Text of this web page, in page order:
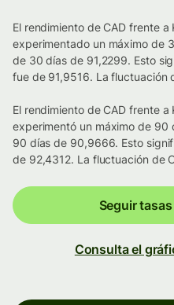
El rendimiento de CAD frente a
experimentado un máximo de
de 30 días de 91,2299. Esto
fue de 91,9516. La fluctuación
El rendimiento de CAD frente a
experimentó un máximo de
90 días de 90,9666. Esto
de 92,4312. La fluctuación de
Seguir
Consulta el